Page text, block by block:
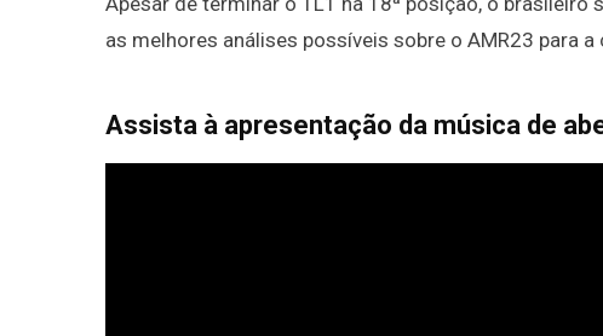
as melhores análises possíveis sobre o AMR23 para
Assista à apresentação da música de